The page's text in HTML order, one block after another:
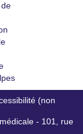
(non
- 101, rue